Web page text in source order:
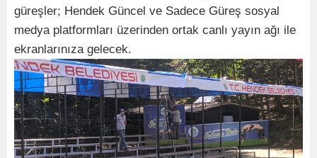
güreşler; Hendek Güncel ve Sadece Güreş sosyal
medya platformları üzerinden ortak canlı yayın ağı ile
ekranlarınıza gelecek.